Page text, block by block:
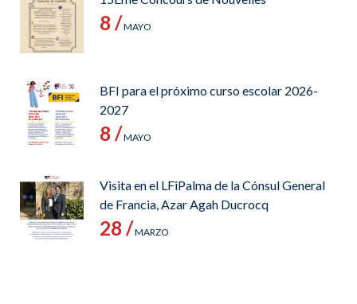
8 /MAYO
BFI para el próximo curso escolar 2026-
2027
8 /MAYO
Visita en el LFiPalma de la Cónsul General
de Francia, Azar Agah Ducrocq
28 /MARZO